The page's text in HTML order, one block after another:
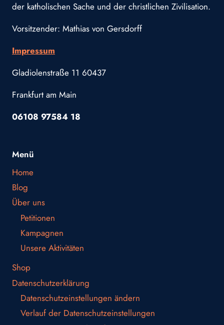
der katholischen Sache und der christlichen Zivilisation.
Vorsitzender: Mathias von Gersdorff
Impressum
Gladiolenstraße 11 60437
Frankfurt am Main
06108 97584 18
Menü
Home
Blog
Über uns
Petitionen
Kampagnen
Unsere Aktivitäten
Shop
Datenschutzerklärung
Datenschutzeinstellungen ändern
Verlauf der Datenschutzeinstellungen